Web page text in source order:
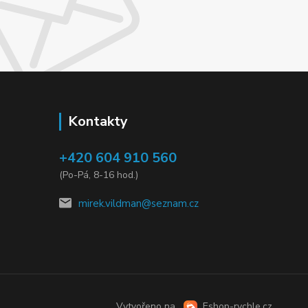
Kontakty
+420 604 910 560
(Po-Pá, 8-16 hod.)
mirek.vildman@seznam.cz